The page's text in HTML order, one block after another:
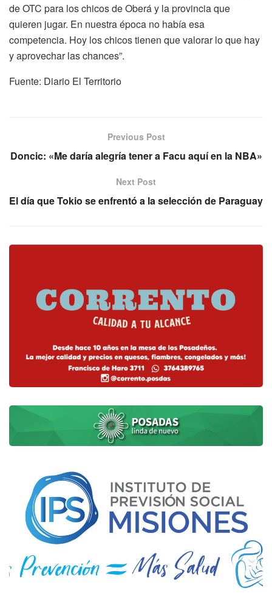
de OTC para los chicos de Oberá y la provincia que
quieren jugar. En nuestra época no había esa
competencia. Hoy los chicos tienen que valorar lo que hay
y aprovechar las chances”.
Fuente: Diario El Territorio
Previous Post
Doncic: «Me daría alegría tener a Facu aquí en la NBA»
Next Post
El día que Tokio se enfrentó a la selección de Paraguay